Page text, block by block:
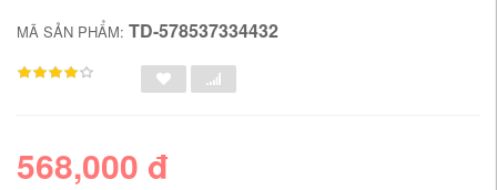
MÃ SẢN PHẨM: TD-578537334432
568,000 đ